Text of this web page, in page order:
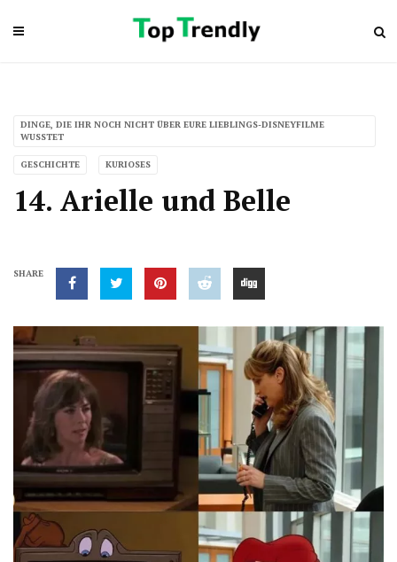
DINGE, DIE IHR NOCH NICHT ÜBER EURE LIEBLINGS-DISNEYFILME
WUSSTET
GESCHICHTE KURIOSES
14. Arielle und Belle
SHARE